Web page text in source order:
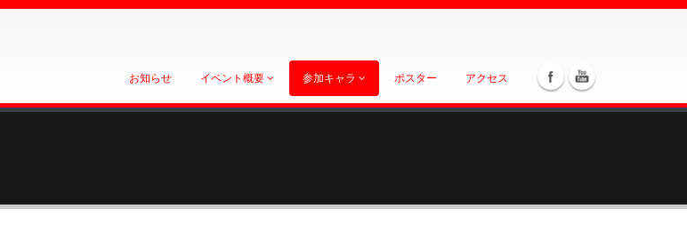
お知らせ イベント概要 参加キャラ ポスター アクセス